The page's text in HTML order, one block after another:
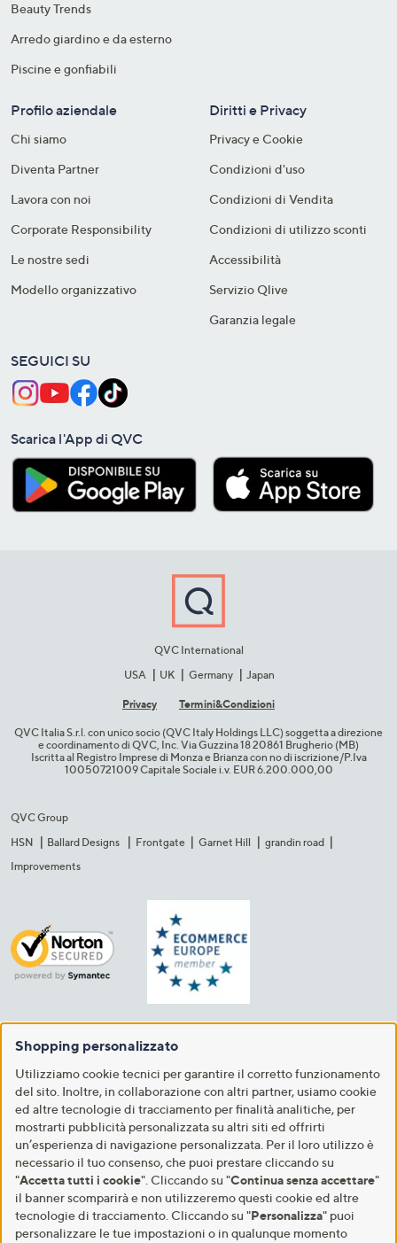
Beauty Trends
Arredo giardino e da esterno
Piscine e gonfiabili
Profilo aziendale
Chi siamo
Diventa Partner
Lavora con noi
Corporate Responsibility
Le nostre sedi
Modello organizzativo
Diritti e Privacy
Privacy e Cookie
Condizioni d'uso
Condizioni di Vendita
Condizioni di utilizzo sconti
Accessibilità
Servizio Qlive
Garanzia legale
SEGUICI SU
Scarica l'App di QVC
QVC International
USA
UK Germany Japan
Privacy Termini&C​ondizioni
QVC Italia S.r.l. con unico socio (QVC Italy Holdings LLC) soggetta a direzione
e coordinamento di QVC, Inc. Via Guzzina 18 20861 Brugherio (MB)​
Iscritta al Registro Imprese di Monza e Brianza con no di iscrizione/P.Iva
10050721009 Capitale Sociale i.v. EUR 6.200.000,00​
QVC Group
HSN
Ballard Designs Frontgate Garnet Hill
grandin road
Improvements
Shopping personalizzato
Utilizziamo cookie tecnici per garantire il corretto funzionamento
del sito. Inoltre, in collaborazione con altri partner, usiamo cookie
ed altre tecnologie di tracciamento per finalità analitiche, per
mostrarti pubblicità personalizzata su altri siti ed offrirti
un’esperienza di navigazione personalizzata. Per il loro utilizzo è
necessario il tuo consenso, che puoi prestare cliccando su
"Accetta tutti i cookie". Cliccando su "Continua senza accettare"
il banner scomparirà e non utilizzeremo questi cookie ed altre
tecnologie di tracciamento. Cliccando su "Personalizza" puoi
personalizzare le tue impostazioni o in qualunque momento